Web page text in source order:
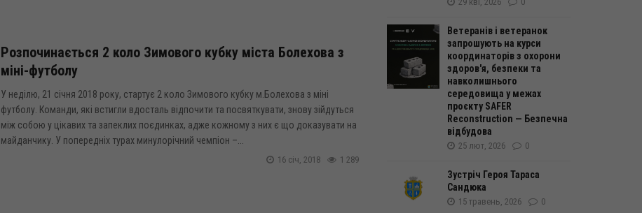
Розпочинається 2 коло Зимового кубку міста Болехова з
міні-футболу
У неділю, 21 січня 2018 року, стартує 2 коло Зимового кубку м.Болехова з міні
футболу. Команди, які встигли вдосталь відпочити та посвяткувати, знову зійдуться
між собою у цікавих та запеклих поєдинках, адже кожному з них є що доказувати на
майданчику. У попередніх турах минулорічний чемпіон –...
1 289
16 січ, 2018
Ветеранів і ветеранок
запрошують на курси
координаторів з охорони
здоров'я, безпеки та
навколишнього
середовища у межах
проєкту SAFER
Reconstruction — Безпечна
відбудова
25 лют, 2026 0
Зустріч Героя Тараса
Сандюка
15 травень, 2026 0